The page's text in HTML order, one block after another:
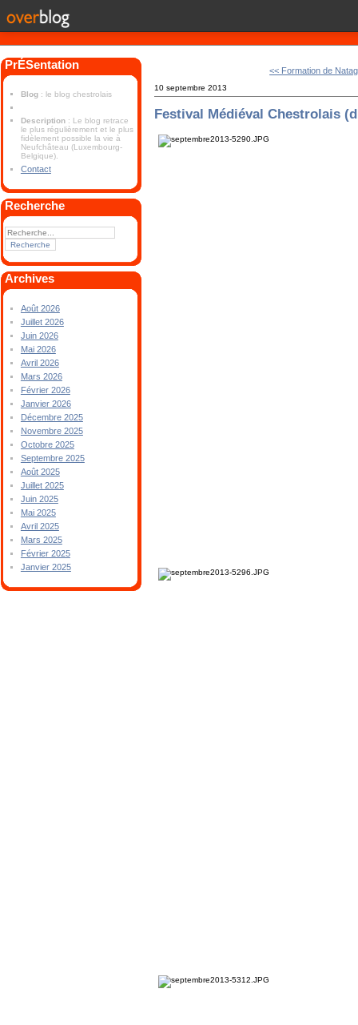
PrÉSentation
Blog : le blog chestrolais
Description : Le blog retrace
le plus régulièrement et le plus
fidèlement possible la vie à
Neufchâteau (Luxembourg-
Belgique).
Contact
Recherche
Archives
Août 2026
Juillet 2026
Juin 2026
Mai 2026
Avril 2026
Mars 2026
Février 2026
Janvier 2026
Décembre 2025
Novembre 2025
Octobre 2025
Septembre 2025
Août 2025
Juillet 2025
Juin 2025
Mai 2025
Avril 2025
Mars 2025
Février 2025
Janvier 2025
<< Formation de
10 septembre 2013
Festival Médiéval Chestrolais